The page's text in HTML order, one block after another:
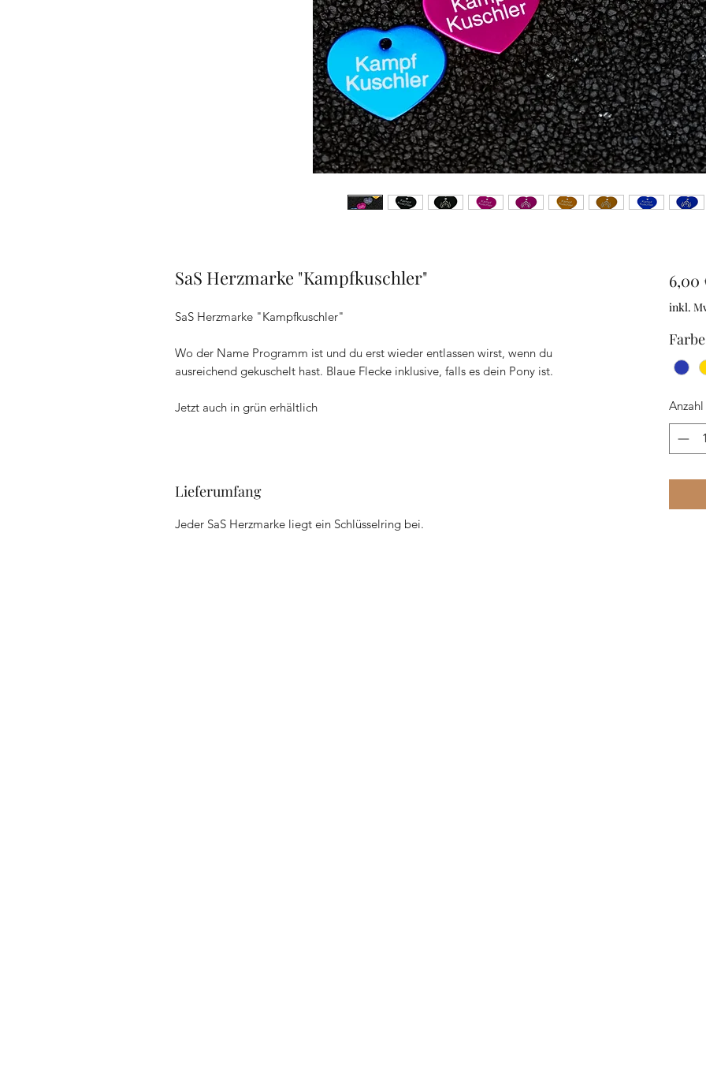
SaS Herzmarke "Kampfkuschler"
SaS Herzmarke "Kampfkuschler"
Wo der Name Programm ist und du erst wieder entlassen wirst, wenn du
ausreichend gekuschelt hast. Blaue Flecke inklusive, falls es dein Pony ist.
Jetzt auch in grün erhältlich
Lieferumfang
Jeder SaS Herzmarke liegt ein Schlüsselring bei.
6,00
inkl.
Anzahl